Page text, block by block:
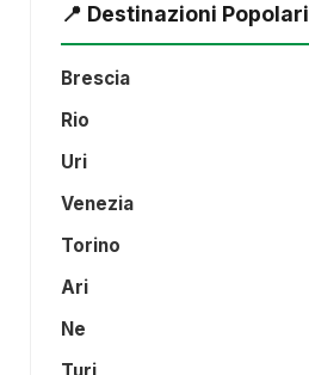
📍 Destinazioni Popolari
Brescia
Rio
Uri
Venezia
Torino
Ari
Ne